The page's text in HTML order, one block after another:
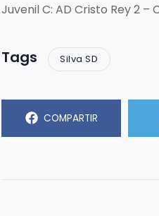
Juvenil C: AD Cristo Rey 2 –
Tags Silva SD
COMPARTIR